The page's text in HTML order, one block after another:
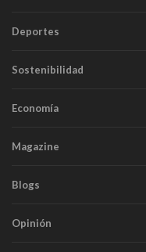
Deportes
Sostenibilidad
Economía
Magazine
Blogs
Opinión